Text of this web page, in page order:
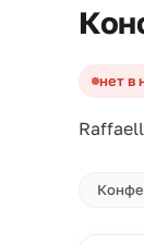
нет в